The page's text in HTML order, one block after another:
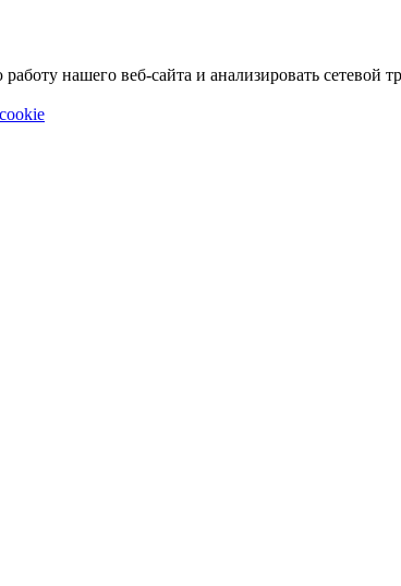
нашего веб-сайта и анализировать сетевой